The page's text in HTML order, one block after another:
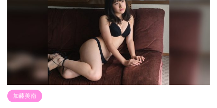
加藤美南